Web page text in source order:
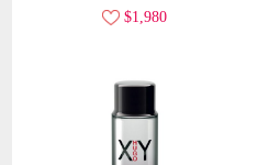
$1,980